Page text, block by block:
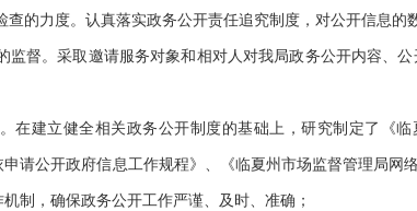
查的力度。认真落实政务公开责任追究制度，对公开信息
监督。采取邀请服务对象和相对人对我局政务公开内容、
在建立健全相关政务公开制度的基础上，研究制定了《临
申请公开政府信息工作规程》、《临夏州市场监督管理局 网
制，确保政务公开工作严谨、及时、准确 ；